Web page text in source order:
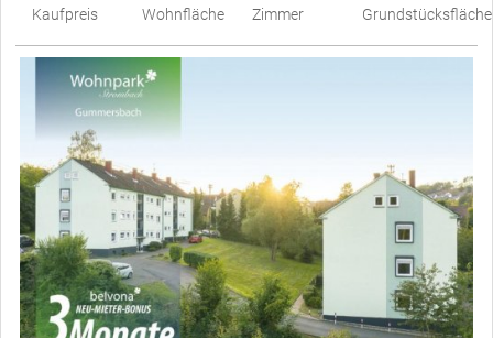
Kaufpreis
Wohnfläche
Zimmer
Grundstücksfläche